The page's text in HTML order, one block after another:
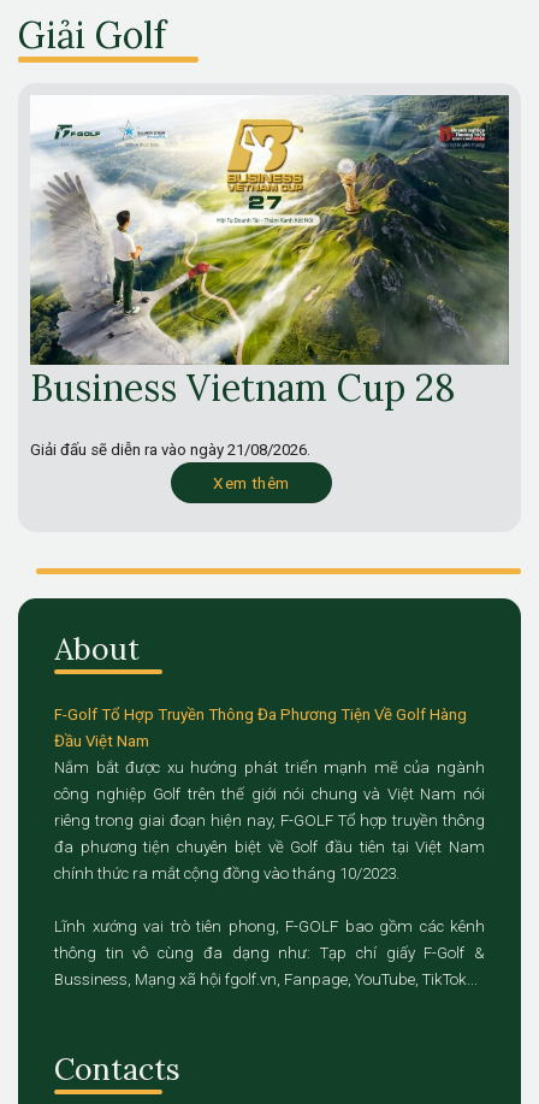
Giải Golf
Business Vietnam Cup 28
Giải đấu sẽ diễn ra vào ngày 21/08/2026.
Xem thêm
About
F-Golf Tổ Hợp Truyền Thông Đa Phương Tiện Về Golf Hàng
Đầu Việt Nam
Nắm bắt được xu hướng phát triển mạnh mẽ của ngành
công nghiệp Golf trên thế giới nói chung và Việt Nam nói
riêng trong giai đoạn hiện nay, F-GOLF Tổ hợp truyền thông
đa phương tiện chuyên biệt về Golf đầu tiên tại Việt Nam
chính thức ra mắt cộng đồng vào tháng 10/2023.
Lĩnh xướng vai trò tiên phong, F-GOLF bao gồm các kênh
thông tin vô cùng đa dạng như: Tạp chí giấy F-Golf &
Bussiness, Mạng xã hội fgolf.vn, Fanpage, YouTube, TikTok...
Contacts